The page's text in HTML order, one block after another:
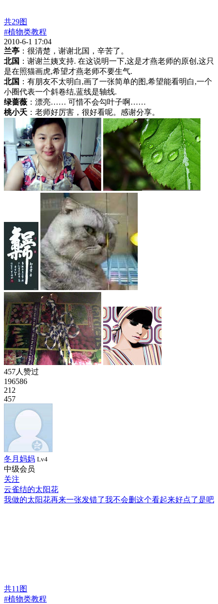
共29图
#植物类教程
2010-6-1 17:04
兰亭 ：很清楚，谢谢北国，辛苦了。
北国 ：谢谢兰姨支持. 在这说明一下,这是才燕老师的原创,这只
是在照猫画虎,希望才燕老师不要生气.
北国 ：有朋友不太明白,画了一张简单的图,希望能看明白,一个
小圈代表一个斜卷结,蓝线是轴线.
绿蔷薇 ：漂亮…… 可惜不会勾叶子啊……
桃小夭 ：老师好厉害，很好看呢。感谢分享。
457人赞过
196586
212
457
冬月妈妈 Lv4
中级会员
关注
云雀结的太阳花
我做的太阳花再来一张发错了我不会删这个看起来好点了是吧
共11 图
#植物类教程